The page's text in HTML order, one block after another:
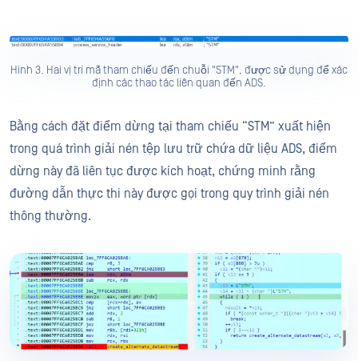
Hình 3. Hai vị trí mã tham chiếu đến chuỗi "STM", được sử dụng để xác
định các thao tác liên quan đến ADS.
Bằng cách đặt điểm dừng tại tham chiếu “STM” xuất hiện
trong quá trình giải nén tệp lưu trữ chứa dữ liệu ADS, điểm
dừng này đã liên tục được kích hoạt, chứng minh rằng
đường dẫn thực thi này được gọi trong quy trình giải nén
thông thường.